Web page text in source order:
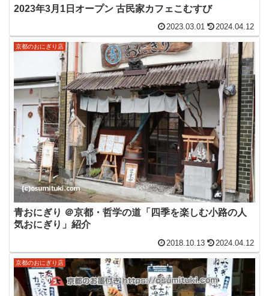
2023年3月1日オープン 古民家カフェこむすび
2023.03.01 2024.04.12
京都のおにぎり店
青おにぎり ＠京都・哲学の道「四季を楽しむ小路の人
気おにぎり」紹介
2018.10.13 2024.04.12
京都のおにぎり店